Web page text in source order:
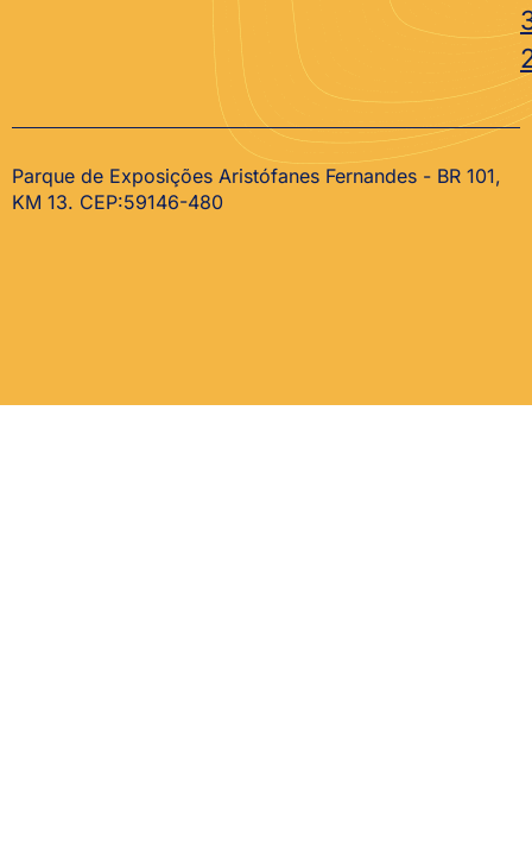
Parque de Exposições Aristófanes Fernandes - BR 101,
KM 13. CEP:59146-480